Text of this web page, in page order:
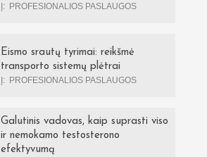
Į: PROFESIONALIOS PASLAUGOS
Eismo srautų tyrimai: reikšmė
transporto sistemų plėtrai
Į: PROFESIONALIOS PASLAUGOS
Galutinis vadovas, kaip suprasti viso
ir nemokamo testosterono
efektyvumą